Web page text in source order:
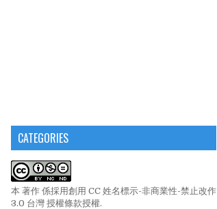
CATEGORIES
本 著作 係採用創用 CC 姓名標示-非商業性-禁止改作
3.0 台灣 授權條款授權.